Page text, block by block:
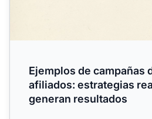
Ejemplos de campañas
afiliados: estrategias
generan resultados